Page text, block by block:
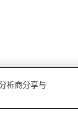
析商分享与